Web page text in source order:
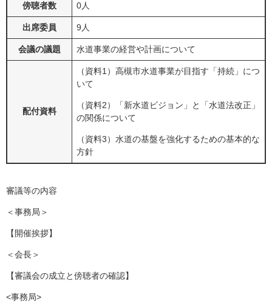
傍聴者数 0人
出席委員 9人
会議の議題 水道事業の経営や計画について
配付資料
（資料1）高槻市水道事業が目指す「持続」につ
いて
（資料2）「新水道ビジョン」と「水道法改正」
の関係について
（資料3）水道の基盤を強化するための基本的な
方針
審議等の内容
＜事務局＞
【開催挨拶】
＜会長＞
【審議会の成立と傍聴者の確認】
<事務局>